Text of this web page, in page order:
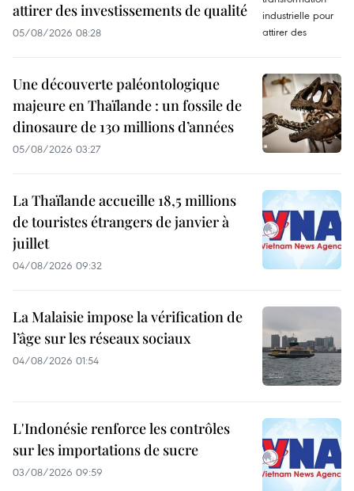
attirer des investissements de qualité
05/08/2026 08:28
Une découverte paléontologique
majeure en Thaïlande : un fossile de
dinosaure de 130 millions d’années
05/08/2026 03:27
La Thaïlande accueille 18,5 millions
de touristes étrangers de janvier à
juillet
04/08/2026 09:32
La Malaisie impose la vérification de
l’âge sur les réseaux sociaux
04/08/2026 01:54
L'Indonésie renforce les contrôles
sur les importations de sucre
03/08/2026 09:59